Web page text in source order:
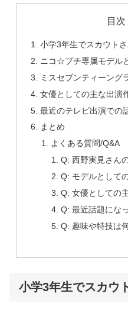
目次
小学3年生でスカウト
ニコ☆プチ専属モデル
ミスセブンティーング
女優としての主な出演
最近のテレビ出演での
まとめ
よくある質問/Q&A
Q: 西野実見さん
Q: モデルとして
Q: 女優としての
Q: 最近話題にな
Q: 趣味や特技は
小学3年生でスカウ